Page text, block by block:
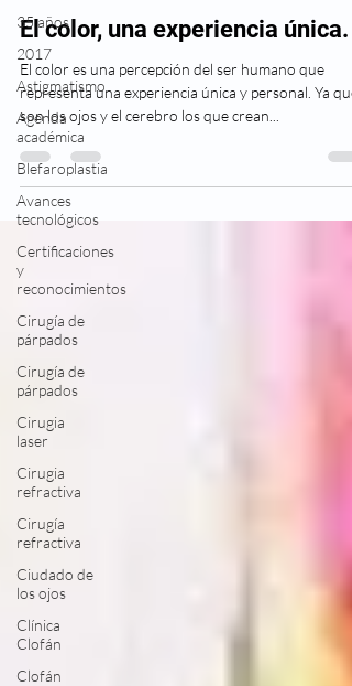
35 años
2017
Astigmatismo
Agenda
académica
Blefaroplastia
Avances
tecnológicos
Certificaciones
y
reconocimientos
Cirugía de
párpados
Cirugía de
párpados
Cirugia
laser
Cirugia
refractiva
Cirugía
refractiva
Ciudado de
los ojos
Clínica
Clofán
Clofán
El color, una experiencia única.
El color es una percepción del ser humano que
representa una experiencia única y personal. Ya que
son los ojos y el cerebro los que crean...